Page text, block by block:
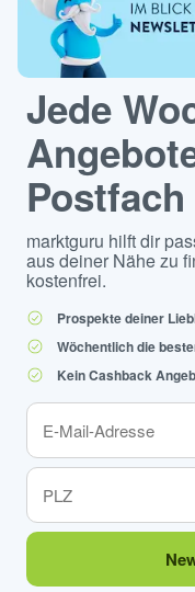
Jede
Postfach
marktguru hilft dir
aus deiner Nähe zu
kostenfrei.
Prospekte deiner
Wöchentlich die
Kein Cashback